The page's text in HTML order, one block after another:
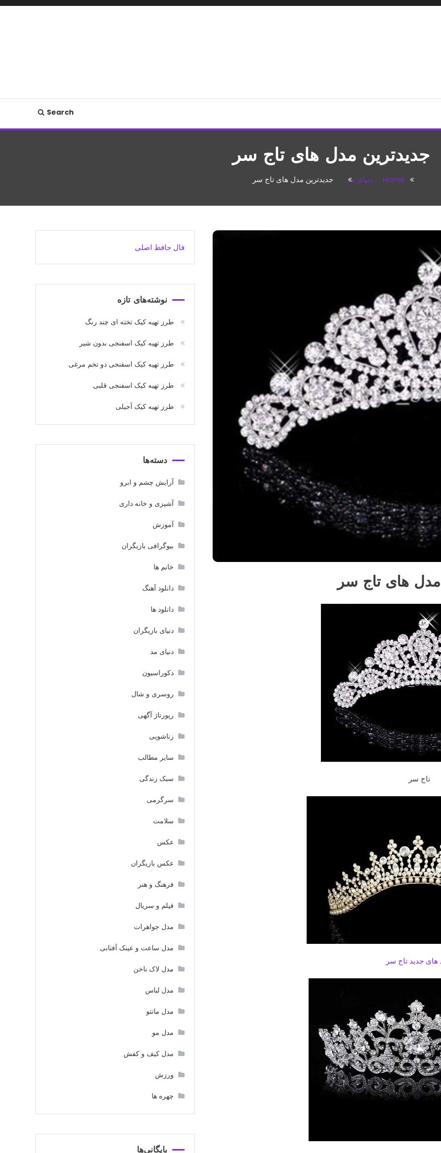
Search
جدیدترین مدل های تاج سر
Home دنیای مد جدیدترین مدل های تاج سر
مدل های تاج سر
تاج سر
جدید تاج سر
فال حافظ اصلی
نوشته‌های تازه
طرز تهیه کیک تخته ای چند رنگ
طرز تهیه کیک اسفنجی بدون شیر
طرز تهیه کیک اسفنجی دو تخم مرغی
طرز تهیه کیک اسفنجی قلبی
طرز تهیه کیک آجیلی
دسته‌ها
آرایش چشم و ابرو
آشپزی و خانه داری
آموزش
بیوگرافی بازیگران
خانم ها
دانلود آهنگ
دانلود ها
دنیای بازیگران
دنیای مد
دکوراسیون
روسری و شال
رپورتاژ آگهی
زناشویی
سایر مطالب
سبک زندگی
سرگرمی
سلامت
عکس
عکس بازیگران
فرهنگ و هنر
فیلم و سریال
مدل جواهرات
مدل ساعت و عینک آفتابی
مدل لاک ناخن
مدل لباس
مدل مانتو
مدل مو
مدل کیف و کفش
ورزش
چهره ها
بایگانی‌ها